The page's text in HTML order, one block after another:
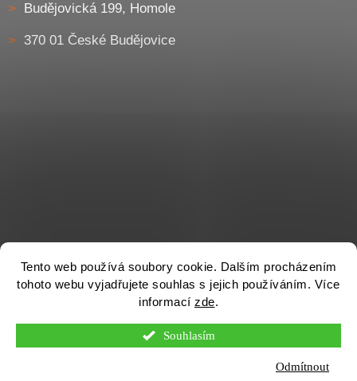
Tento web používá soubory cookie. Dalším procházením
tohoto webu vyjadřujete souhlas s jejich používáním. Více
informací zde.
Souhlasím
Odmítnout
Otevírací doba pobočky Homole (Č. Budějovice) je v PO - PÁ od
Budějovická 199, Homole
370 01 České Budějovice
Vytvořil Shoptet